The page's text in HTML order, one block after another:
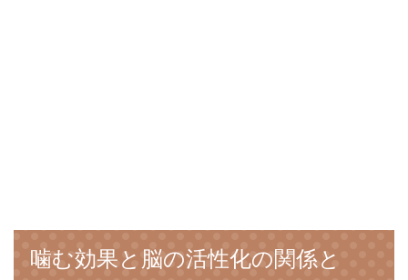
噛む効果と脳の活性化の関係と